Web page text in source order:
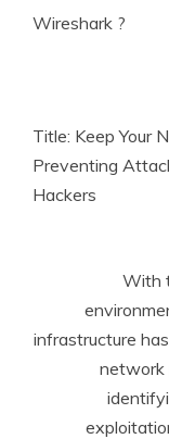
Wireshark ?
Title: Keep Your
Preventing
Hackers
With
infrastructure
network